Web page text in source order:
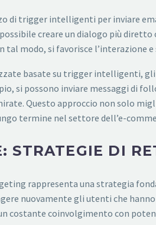
di trigger intelligenti per inviare
creare un dialogo più
modo, si favorisce l’interazione
basate su trigger intelligenti,
si possono inviare messaggi di
Questo approccio non solo
termine nel settore dell’e-
STRATEGIE DI
rappresenta una strategia
nuovamente gli utenti che
costante coinvolgimento con